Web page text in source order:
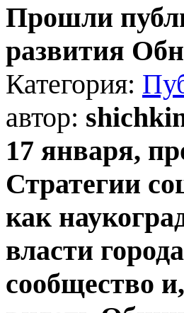
Прошли
развития
Категория:
автор:
17 января,
Стратегии
как
власти
сообщество